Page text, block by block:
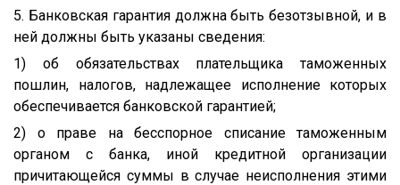
5. Банковская гарантия должна быть безотзывной, и в
ней должны быть указаны сведения:
1) об обязательствах плательщика таможенных
пошлин, налогов, надлежащее исполнение которых
обеспечивается банковской гарантией;
2) о праве на бесспорное списание таможенным
органом с банка, иной кредитной организации
причитающейся суммы в случае неисполнения этими